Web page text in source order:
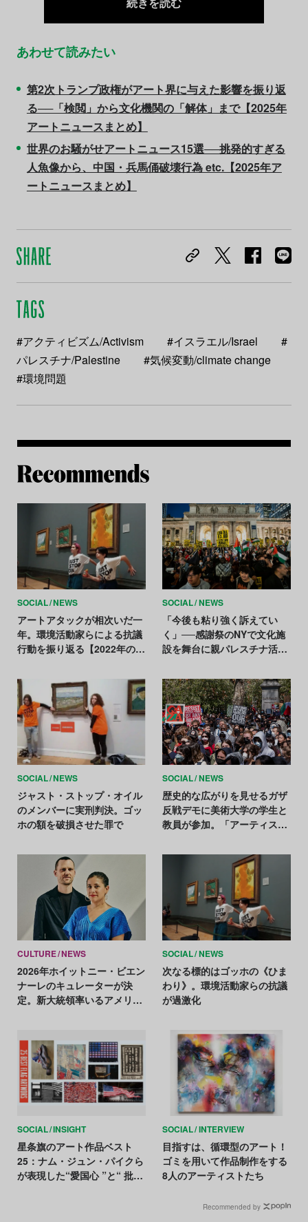
あわせて読みたい
第2次トランプ政権がアート界に与えた影響を振り返
る──「検閲」から文化機関の「解体」まで【2025年
アートニュースまとめ】
世界のお騒がせアートニュース15選──挑発的すぎる
人魚像から、中国・兵馬俑破壊行為 etc.【2025年ア
ートニュースまとめ】
#アクティビズム/Activism #イスラエル/Israel
#
パレスチナ/Palestine
#気候変動/climate change
#環境問題
SOCIAL NEWS
アートアタックが相次いだ一
年。環境活動家らによる抗議
行動を振り返る【2022年のア
SOCIAL NEWS
「今後も粘り強く訴えてい
く」──感謝祭のNYで文化施
設を舞台に親パレスチナ活動
SOCIAL NEWS
ジャスト・ストップ・オイル
のメンバーに実刑判決。ゴッ
ホの額を破損させた罪で
SOCIAL NEWS
歴史的な広がりを見せるガザ
反戦デモに美術大学の学生と
教員が参加。「アーティスト
合わなければならない」
CULTURE NEWS
2026年ホイットニー・ビエン
ナーレのキュレーターが決
定。新大統領率いるアメリカ
SOCIAL NEWS
次なる標的はゴッホの《ひま
わり》。環境活動家らの抗議
が過激化
SOCIAL INSIGHT
星条旗のアート作品ベスト
25：ナム・ジュン・パイクら
が表現した“愛国心 ”と“ 批
SOCIAL INTERVIEW
目指すは、循環型のアート！
ゴミを用いて作品制作をする
8人のアーティストたち
Recommended by